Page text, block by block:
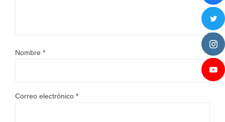
Nombre *
Correo electrónico *